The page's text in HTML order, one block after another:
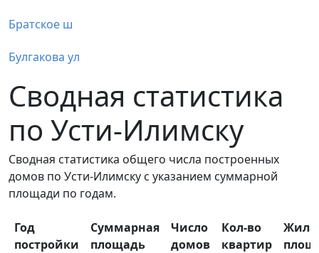
Братское ш
Булгакова ул
Сводная статистика
по Усти-Илимску
Сводная статистика общего числа построенных
домов по Усти-Илимску с указанием суммарной
площади по годам.
Год
постройки
Суммарная
площадь
Число
домов
Кол-во
квартир